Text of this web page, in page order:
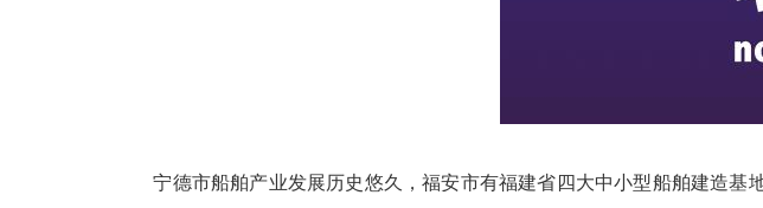
宁德市船舶产业发展历史悠久，福安市有福建省四大中小型船舶建造